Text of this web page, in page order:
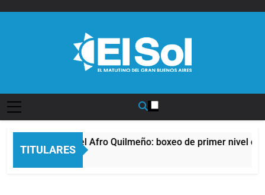
TITULARES
La noche del Afro Quilmeño: boxeo de primer nivel en
15 Horas Atrás